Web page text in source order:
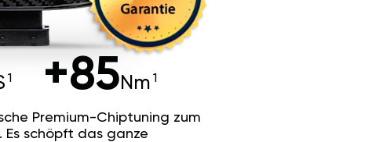
+85 Nm
Premium-Chiptuning zum
Es schöpft das ganze